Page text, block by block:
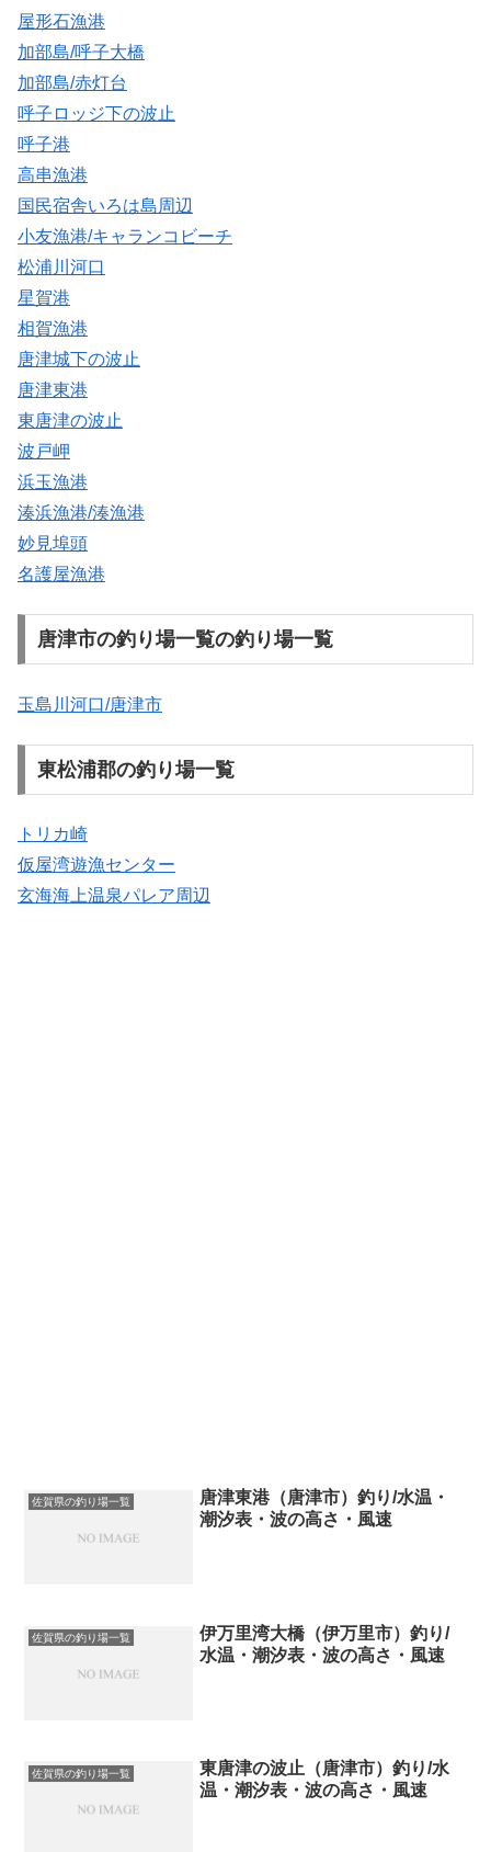
屋形石漁港
加部島/呼子大橋
加部島/赤灯台
呼子ロッジ下の波止
呼子港
高串漁港
国民宿舎いろは島周辺
小友漁港/キャランコビーチ
松浦川河口
星賀港
相賀漁港
唐津城下の波止
唐津東港
東唐津の波止
波戸岬
浜玉漁港
湊浜漁港/湊漁港
妙見埠頭
名護屋漁港
唐津市の釣り場一覧の釣り場一覧
玉島川河口/唐津市
東松浦郡の釣り場一覧
トリカ崎
仮屋湾遊漁センター
玄海海上温泉パレア周辺
佐賀県の釣り場一覧
唐津東港（唐津市）釣り/水温・
潮汐表・波の高さ・風速
佐賀県の釣り場一覧
伊万里湾大橋（伊万里市）釣り/
水温・潮汐表・波の高さ・風速
佐賀県の釣り場一覧
東唐津の波止（唐津市）釣り/水
温・潮汐表・波の高さ・風速